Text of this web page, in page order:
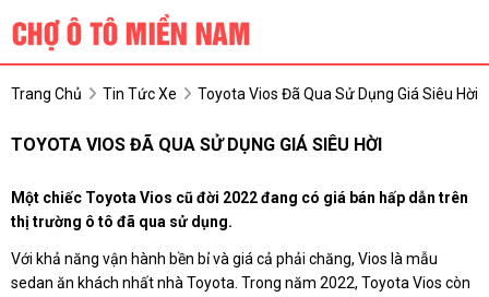
Trang Chủ Tin Tức Xe Toyota Vios Đã Qua Sử Dụng Giá Siêu Hời
TOYOTA VIOS ĐÃ QUA SỬ DỤNG GIÁ SIÊU HỜI
Một chiếc Toyota Vios cũ đời 2022 đang có giá bán hấp dẫn trên
thị trường ô tô đã qua sử dụng.
Với khả năng vận hành bền bỉ và giá cả phải chăng, Vios là mẫu
sedan ăn khách nhất nhà Toyota. Trong năm 2022, Toyota Vios còn